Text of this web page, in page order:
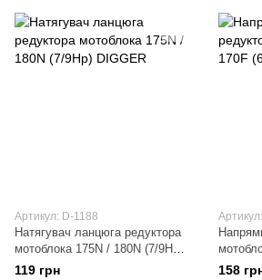
Артикул: D-1188
Натягувач ланцюга редуктора
мотоблока 175N / 180N (7/9Hp)
DIGGER
119 грн
(6,5/
158